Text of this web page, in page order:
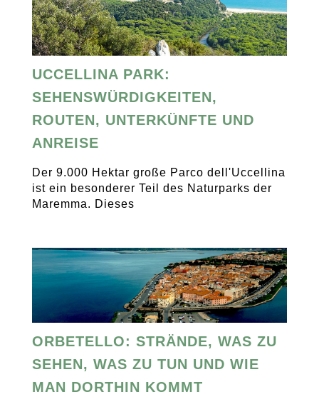
UCCELLINA PARK:
SEHENSWÜRDIGKEITEN,
ROUTEN, UNTERKÜNFTE UND
ANREISE
Der 9.000 Hektar große Parco dell'Uccellina
ist ein besonderer Teil des Naturparks der
Maremma. Dieses
ORBETELLO: STRÄNDE, WAS ZU
SEHEN, WAS ZU TUN UND WIE
MAN DORTHIN KOMMT